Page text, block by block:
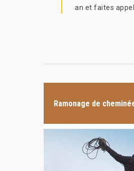
an et faites
Ramonage de